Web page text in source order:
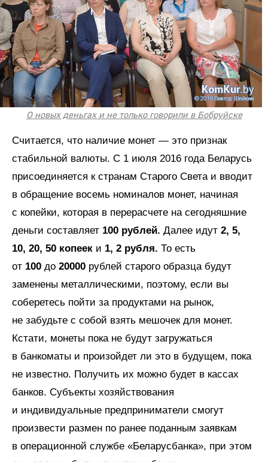
О новых деньгах и не только говорили в Бобруйске
Считается, что наличие монет — это признак
стабильной валюты. С 1 июля 2016 года Беларусь
присоединяется к странам Старого Света и вводит
в обращение восемь номиналов монет, начиная
с копейки, которая в перерасчете на сегодняшние
деньги составляет 100 рублей. Далее идут 2, 5,
10, 20, 50 копеек и 1, 2 рубля. То есть
от 100 до 20000 рублей старого образца будут
заменены металлическими, поэтому, если вы
соберетесь пойти за продуктами на рынок,
не забудьте с собой взять мешочек для монет.
Кстати, монеты пока не будут загружаться
в банкоматы и про­изойдет ли это в будущем, пока
не известно. Получить их можно будет в кассах
банков. Субъекты хозяйствования
и индивидуальные предприниматели смогут
произвести размен по ранее поданным заявкам
в операционной службе «Беларусбанка», при этом